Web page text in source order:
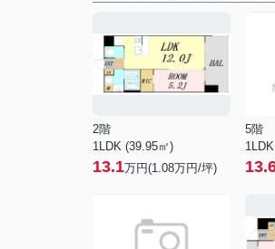
2階
1LDK (39.95㎡)
13.1万円(1.08万円/坪)
5階